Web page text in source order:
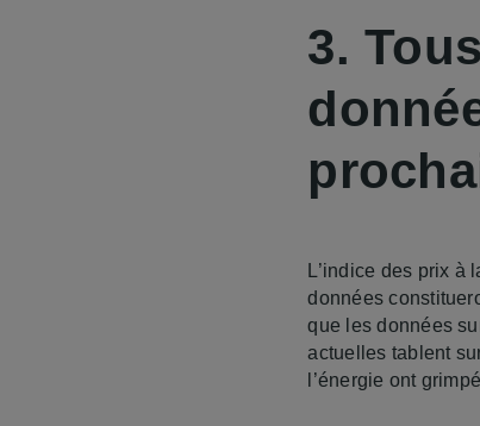
3.
L’indice des prix à
données
que les données
actuelles tablent
l’énergie ont